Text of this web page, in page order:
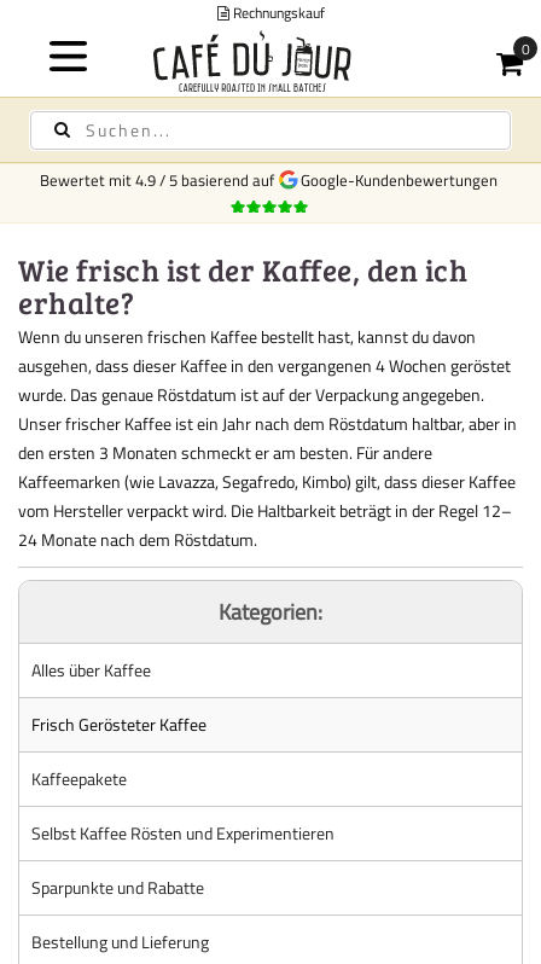
Rechnungskauf
Bewertet mit4.9/5 basierend auf Google-Kundenbewertungen
Wie frisch ist der Kaffee, den ich
erhalte?
Wenn du unseren frischen Kaffee bestellt hast, kannst du davon
ausgehen, dass dieser Kaffee in den vergangenen 4 Wochen geröstet
wurde. Das genaue Röstdatum ist auf der Verpackung angegeben.
Unser frischer Kaffee ist ein Jahr nach dem Röstdatum haltbar, aber in
den ersten 3 Monaten schmeckt er am besten. Für andere
Kaffeemarken (wie Lavazza, Segafredo, Kimbo) gilt, dass dieser Kaffee
vom Hersteller verpackt wird. Die Haltbarkeit beträgt in der Regel 12–
24 Monate nach dem Röstdatum.
Kategorien:
Alles über Kaffee
Frisch Gerösteter Kaffee
Kaffeepakete
Selbst Kaffee Rösten und Experimentieren
Sparpunkte und Rabatte
Bestellung und Lieferung